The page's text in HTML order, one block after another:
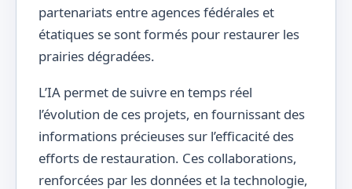
partenariats entre agences fédérales et
étatiques se sont formés pour restaurer les
prairies dégradées.
L’IA permet de suivre en temps réel
l’évolution de ces projets, en fournissant des
informations précieuses sur l’efficacité des
efforts de restauration. Ces collaborations,
renforcées par les données et la technologie,